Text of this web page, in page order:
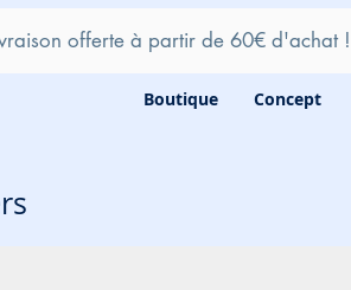
offerte à partir de 60€ d'achat !
Boutique Concept